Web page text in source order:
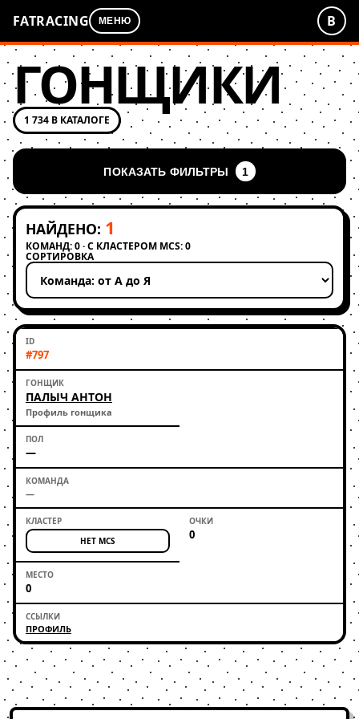
FATRACING МЕНЮ В
ГОНЩИКИ
1 734 В КАТАЛОГЕ
ПОКАЗАТЬ ФИЛЬТРЫ 1
НАЙДЕНО: 1
КОМАНД: 0 · С КЛАСТЕРОМ MCS: 0
СОРТИРОВКА
Применить сортировку
#797
ПАЛЫЧ АНТОН
Профиль гонщика
—
—
НЕТ MCS 0
0
ПРОФИЛЬ